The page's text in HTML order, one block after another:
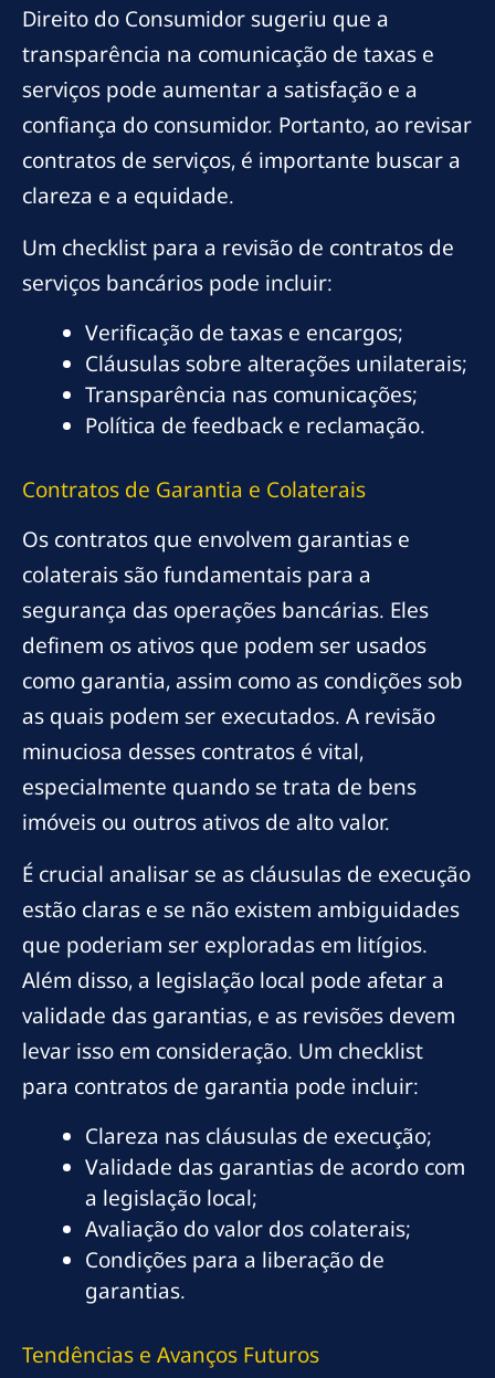
Direito do Consumidor sugeriu que a
transparência na comunicação de taxas e
serviços pode aumentar a satisfação e a
confiança do consumidor. Portanto, ao revisar
contratos de serviços, é importante buscar a
clareza e a equidade.
Um checklist para a revisão de contratos de
serviços bancários pode incluir:
Verificação de taxas e encargos;
Cláusulas sobre alterações unilaterais;
Transparência nas comunicações;
Política de feedback e reclamação.
Contratos de Garantia e Colaterais
Os contratos que envolvem garantias e
colaterais são fundamentais para a
segurança das operações bancárias. Eles
definem os ativos que podem ser usados
como garantia, assim como as condições sob
as quais podem ser executados. A revisão
minuciosa desses contratos é vital,
especialmente quando se trata de bens
imóveis ou outros ativos de alto valor.
É crucial analisar se as cláusulas de execução
estão claras e se não existem ambiguidades
que poderiam ser exploradas em litígios.
Além disso, a legislação local pode afetar a
validade das garantias, e as revisões devem
levar isso em consideração. Um checklist
para contratos de garantia pode incluir:
Clareza nas cláusulas de execução;
Validade das garantias de acordo com
a legislação local;
Avaliação do valor dos colaterais;
Condições para a liberação de
garantias.
Tendências e Avanços Futuros